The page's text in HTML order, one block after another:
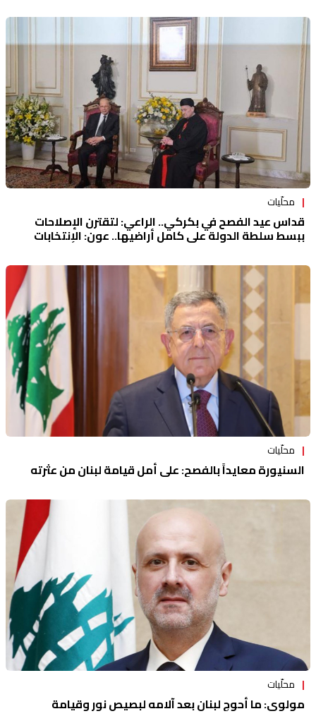
محلّيات
قداس عيد الفصح في بكركي.. الراعي: لتقترن الإصلاحات
ببسط سلطة الدولة على كامل أراضيها.. عون: الإنتخابات
النيابية في موعدها
محلّيات
السنيورة معايداً بالفصح: على أمل قيامة لبنان من عثرته
محلّيات
مولوي: ما أحوج لبنان بعد آلامه لبصيص نور وقيامة